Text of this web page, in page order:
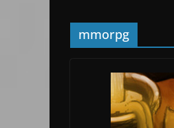
mmorpg